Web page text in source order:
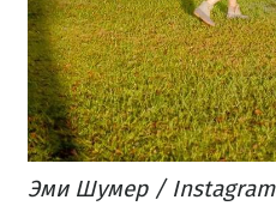
Эми Шумер /